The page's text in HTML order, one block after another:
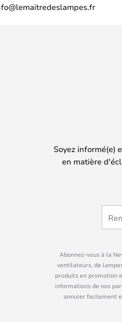
Soyez informé(e)
en matière
Abonnez-vous à la
ventilateurs, de
produits en promotion
informations de nos
annuler facilement